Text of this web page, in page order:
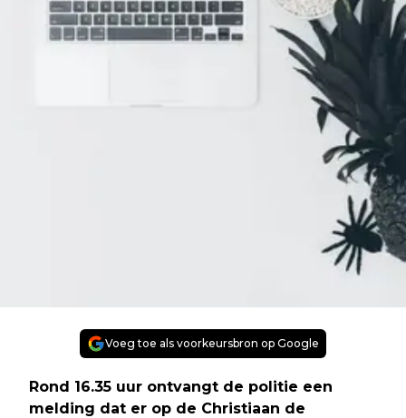
Voeg toe als voorkeursbron op Google
Rond 16.35 uur ontvangt de politie een
melding dat er op de Christiaan de